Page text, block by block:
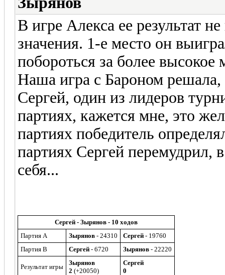
В игре Алекса ее результат
значения. 1-е место он
побороться за более
Наша игра с Бароном решала,
Сергей, один из лидеров
партиях, кажется мне, это
партиях победитель
партиях Сергей перемудрил,
себя...
Сергей - Зырянов - 10 ходов
Партия A
Зырянов - 24310 Сергей - 19760
Партия B
Сергей - 6720 Зырянов - 22220
Результат игры
Зырянов
2 (+20050)
Сергей
0